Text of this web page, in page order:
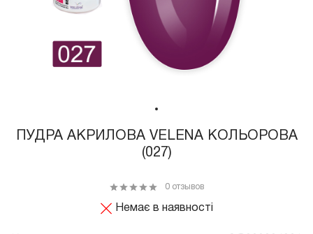
ПУДРА АКРИЛОВА VELENA КОЛЬОРОВА
(027)
Немає в наявності
0 отзывов